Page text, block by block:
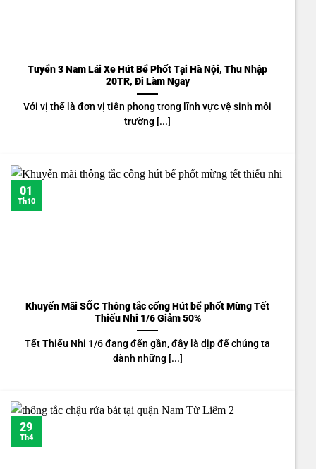
Tuyển 3 Nam Lái Xe Hút Bể Phốt Tại Hà Nội, Thu Nhập
20TR, Đi Làm Ngay
Với vị thế là đơn vị tiên phong trong lĩnh vực vệ sinh môi
trường [...]
Khuyến Mãi SỐC Thông tắc cống Hút bể phốt Mừng Tết
Thiếu Nhi 1/6 Giảm 50%
Tết Thiếu Nhi 1/6 đang đến gần, đây là dịp để chúng ta
dành những [...]
01
Th10
29
Th4